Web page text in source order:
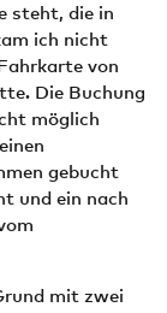
steht, die in
ich nicht
von
Die Buchung
möglich
gebucht
und ein nach
mit zwei